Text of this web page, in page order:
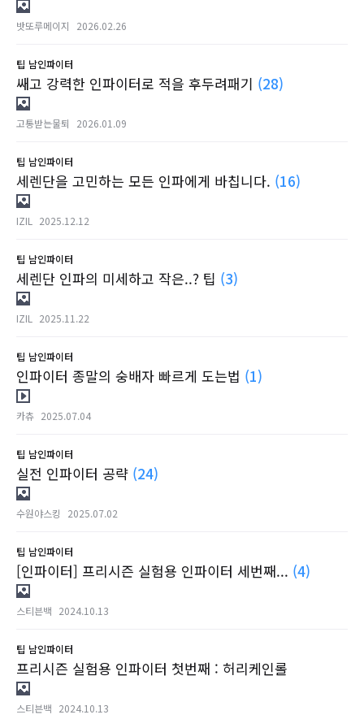
밧또루메이지 2026.02.26
팁 남인파이터
쌔고 강력한 인파이터로 적을 후두려패기 (28)
고통받는물퇴 2026.01.09
팁 남인파이터
세렌단을 고민하는 모든 인파에게 바칩니다. (16)
IZIL 2025.12.12
팁 남인파이터
세렌단 인파의 미세하고 작은..? 팁 (3)
IZIL 2025.11.22
팁 남인파이터
인파이터 종말의 숭배자 빠르게 도는법 (1)
카츄 2025.07.04
팁 남인파이터
실전 인파이터 공략 (24)
수원야스킹 2025.07.02
팁 남인파이터
[인파이터] 프리시즌 실험용 인파이터 세번째... (4)
스티븐백 2024.10.13
팁 남인파이터
프리시즌 실험용 인파이터 첫번째 : 허리케인롤
스티븐백 2024.10.13